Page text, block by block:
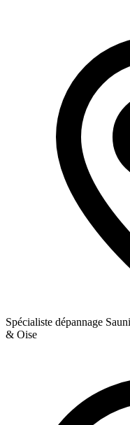
Spécialiste dépannage
& Oise